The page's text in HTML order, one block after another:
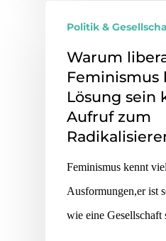
Politik &
Warum
Feminismus
Lösung sein
Aufruf zum
Feminismus kennt
Ausformungen,er ist
wie eine